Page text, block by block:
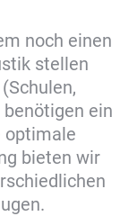
noch einen
stellen
ein
optimale
bieten wir